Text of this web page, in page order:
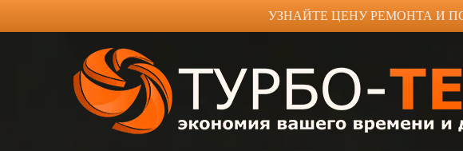
УЗНАЙТЕ ЦЕНУ РЕМОНТА И